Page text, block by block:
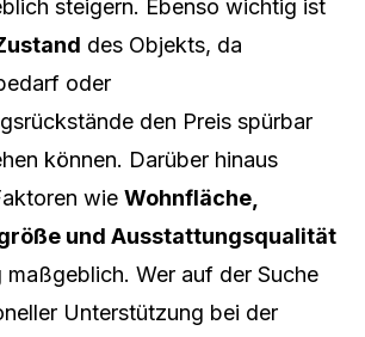
steigern. Ebenso wichtig ist
des Objekts, da
oder
den Preis spürbar
können. Darüber hinaus
wie Wohnfläche,
und Ausstattungsqualität
maßgeblich. Wer auf der Suche
Unterstützung bei der